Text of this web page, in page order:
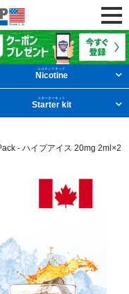
デザート
ニコチンベース
POD型VAPE
ニコチンリキッド
Nicotine
スターターキット
Starter kit
- ハイプアイス 20mg 2ml×2